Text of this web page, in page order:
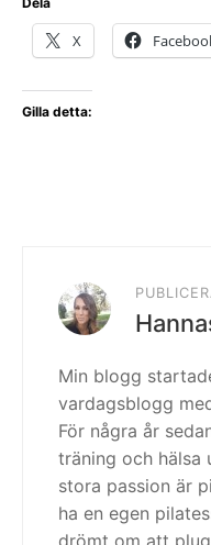
X
Gilla detta:
Min blogg
vardagsblogg
För några år
träning och hälsa
stora passion är
ha en egen
drömt om att